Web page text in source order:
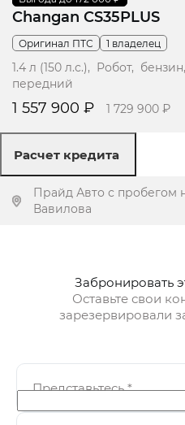
Changan CS35PLUS
Оригинал ПТС 1 владелец
1.4 л (150 л.с.), Робот, бензин,
передний
1 557 900 ₽ 1 729 900 ₽
Расчет кредита
Прайд Авто с пробегом
Вавилова
Забронировать
Оставьте свои
зарезервировали
Представьтесь*